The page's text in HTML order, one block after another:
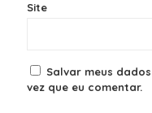
Site
Salvar meus
vez que eu comentar.